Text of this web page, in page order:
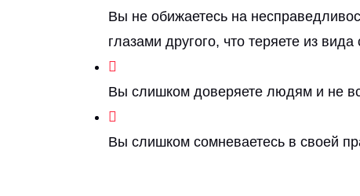
Вы не обижаетесь на
глазами другого, что теряете из
Вы слишком доверяете людям и не
Вы слишком сомневаетесь в своей